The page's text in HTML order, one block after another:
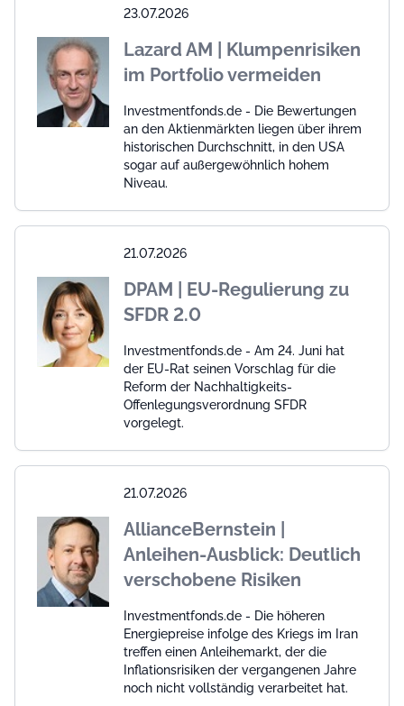
23.07.2026
Lazard AM | Klumpenrisiken
im Portfolio vermeiden
Investmentfonds.de - Die Bewertungen
an den Aktienmärkten liegen über ihrem
historischen Durchschnitt, in den USA
sogar auf außergewöhnlich hohem
Niveau.
21.07.2026
DPAM | EU-Regulierung zu
SFDR 2.0
Investmentfonds.de - Am 24. Juni hat
der EU-Rat seinen Vorschlag für die
Reform der Nachhaltigkeits-
Offenlegungsverordnung SFDR
vorgelegt.
21.07.2026
AllianceBernstein |
Anleihen-Ausblick: Deutlich
verschobene Risiken
Investmentfonds.de - Die höheren
Energiepreise infolge des Kriegs im Iran
treffen einen Anleihemarkt, der die
Inflationsrisiken der vergangenen Jahre
noch nicht vollständig verarbeitet hat.